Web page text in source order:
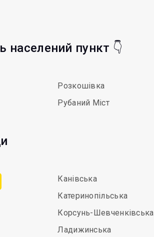
населений пункт 👇
Розкошівка
Рубаний Міст
Канівська
Катеринопільська
Корсунь-Шевченківська
Ладижинська